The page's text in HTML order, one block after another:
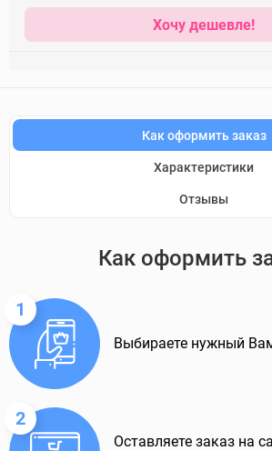
Хочу дешевле!
Как оформить заказ
Характеристики
Отзывы
Как оформить
1
Выбираете нужный
2
Оставляете заказ на